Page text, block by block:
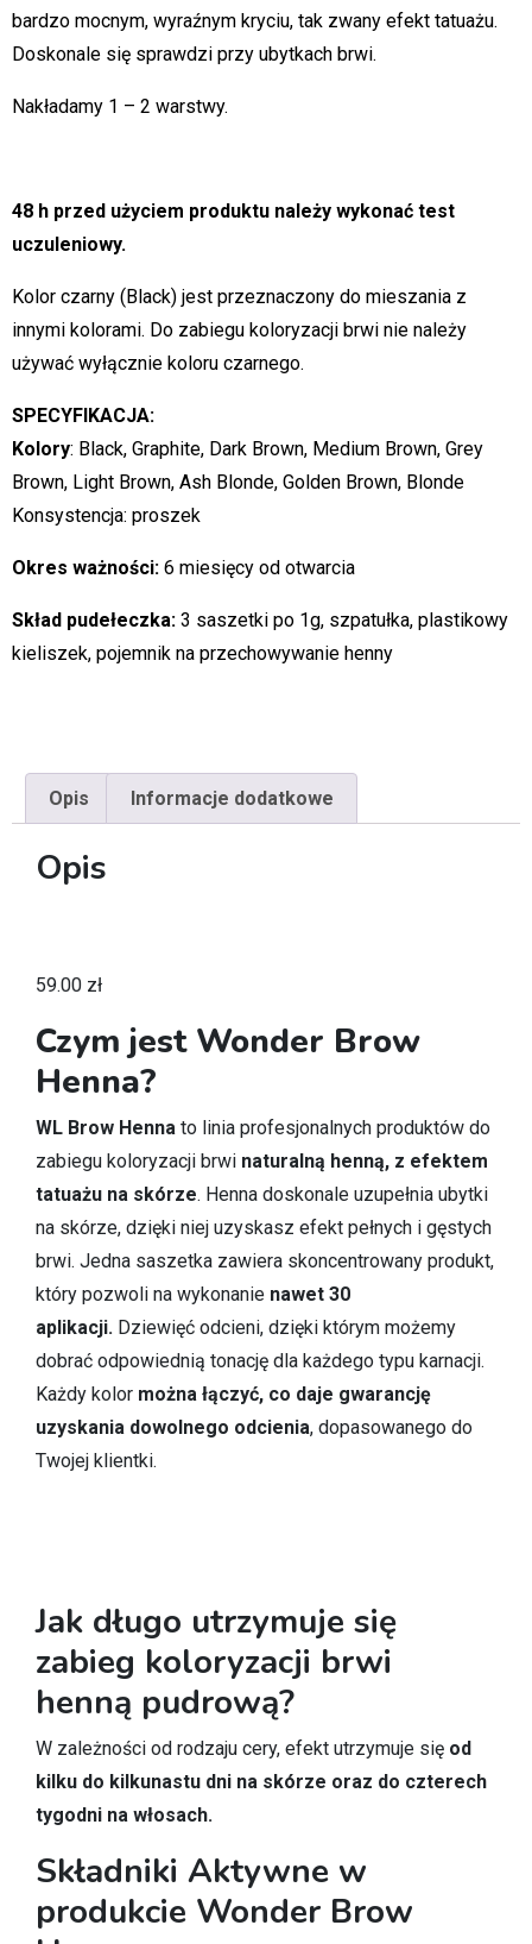
bardzo mocnym, wyraźnym kryciu, tak zwany efekt tatuażu.
Doskonale się sprawdzi przy ubytkach brwi.
Nakładamy 1 – 2 warstwy.
48 h przed użyciem produktu należy wykonać test
uczuleniowy.
Kolor czarny (Black) jest przeznaczony do mieszania z
innymi kolorami. Do zabiegu koloryzacji brwi nie należy
używać wyłącznie koloru czarnego.
SPECYFIKACJA:
Kolory: Black, Graphite, Dark Brown, Medium Brown, Grey
Brown, Light Brown, Ash Blonde, Golden Brown, Blonde
Konsystencja: proszek
Okres ważności: 6 miesięcy od otwarcia
Skład pudełeczka: 3 saszetki po 1g, szpatułka, plastikowy
kieliszek, pojemnik na przechowywanie henny
Opis Informacje dodatkowe
Opis
59.00 zł
Czym jest Wonder Brow
Henna?
WL Brow Henna to linia profesjonalnych produktów do
zabiegu koloryzacji brwi naturalną henną, z efektem
tatuażu na skórze. Henna doskonale uzupełnia ubytki
na skórze, dzięki niej uzyskasz efekt pełnych i gęstych
brwi. Jedna saszetka zawiera skoncentrowany produkt,
który pozwoli na wykonanie nawet 30
aplikacji. Dziewięć odcieni, dzięki którym możemy
dobrać odpowiednią tonację dla każdego typu karnacji.
Każdy kolor można łączyć, co daje gwarancję
uzyskania dowolnego odcienia, dopasowanego do
Twojej klientki.
Jak długo utrzymuje się
zabieg koloryzacji brwi
henną pudrową?
W zależności od rodzaju cery, efekt utrzymuje się od
kilku do kilkunastu dni na skórze oraz do czterech
tygodni na włosach.
Składniki Aktywne w
produkcie Wonder Brow